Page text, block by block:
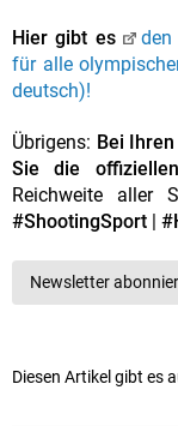
Hier gibt es
für alle
deutsch)!
Übrigens: Bei
Sie die
Reichweite aller
#ShootingSport
Newsletter
Diesen Artikel gibt es